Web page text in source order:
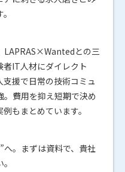
LAPRAS×Wantedとの三
IT人材にダイレクト
援で日常の技術コミュ
費用を抑え短期で決め
もまとめています。
へ。まずは資料で、貴社